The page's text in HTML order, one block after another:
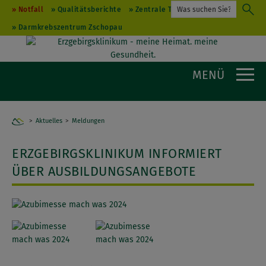
Notfall Qualitätsberichte Zentrale Terminvergabe
Darmkrebszentrum Zschopau
MENÜ
Home
Aktuelles Meldungen
ERZGEBIRGSKLINIKUM INFORMIERT
ÜBER AUSBILDUNGSANGEBOTE